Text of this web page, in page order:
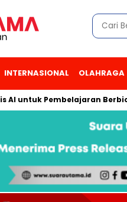
INTERNASIONAL OLAHRAGA
Pembelajaran Berbicara